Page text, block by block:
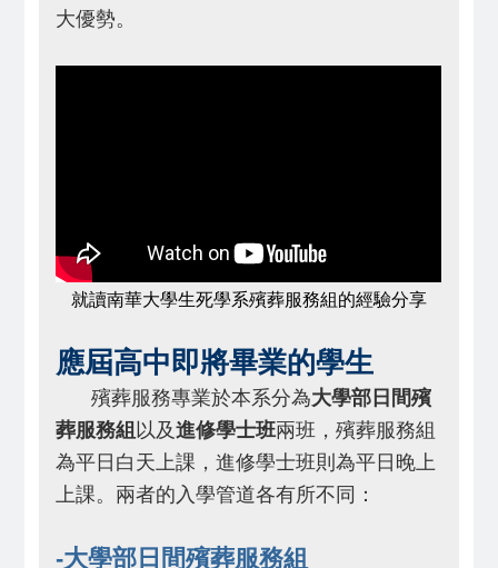
大優勢。
就讀南華大學生死學系殯葬服務組的經驗分享
應屆高中即將畢業的學生
殯葬服務專業於本系分為大學部日間殯
葬服務組以及進修學士班兩班，殯葬服務組
為平日白天上課，進修學士班則為平日晚上
上課。兩者的入學管道各有所不同：
-大學部日間殯葬服務組